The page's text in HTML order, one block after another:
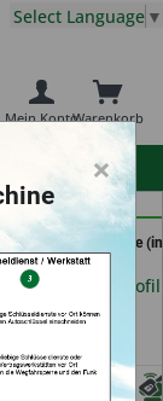
Warenkorb
Mein Konto
Select Language ▼
RAPID Service (in
Fellbach)
Händlerprofil
×